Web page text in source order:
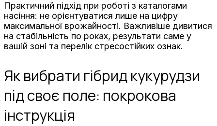
Практичний підхід при роботі з каталогами
насіння: не орієнтуватися лише на цифру
максимальної врожайності. Важливіше дивитися
на стабільність по роках, результати саме у
вашій зоні та перелік стресостійких ознак.
Як вибрати гібрид кукурудзи
під своє поле: покрокова
інструкція